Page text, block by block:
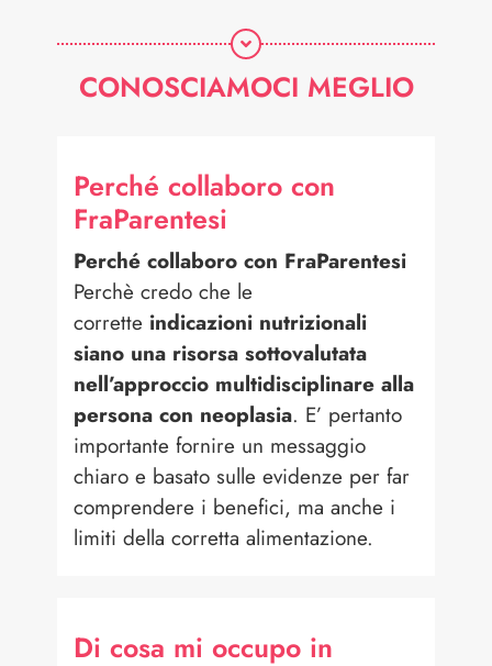
CONOSCIAMOCI MEGLIO
Perché collaboro con
FraParentesi
Perché collaboro con FraParentesi
Perchè credo che le
corrette indicazioni nutrizionali
siano una risorsa sottovalutata
nell’approccio multidisciplinare alla
persona con neoplasia. E’ pertanto
importante fornire un messaggio
chiaro e basato sulle evidenze per far
comprendere i benefici, ma anche i
limiti della corretta alimentazione.
Di cosa mi occupo in